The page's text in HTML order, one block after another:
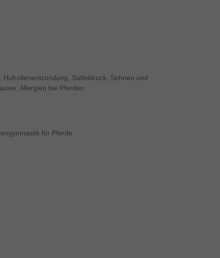
Satteldruck, Sehnen und
Allergien bei Pferden.
für Pferde